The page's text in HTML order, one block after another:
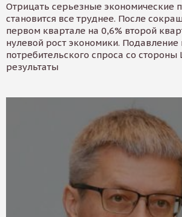
Отрицать серьезные экономические
становится все труднее. После
первом квартале на 0,6% второй
нулевой рост экономики. Подавление
потребительского спроса со
результаты